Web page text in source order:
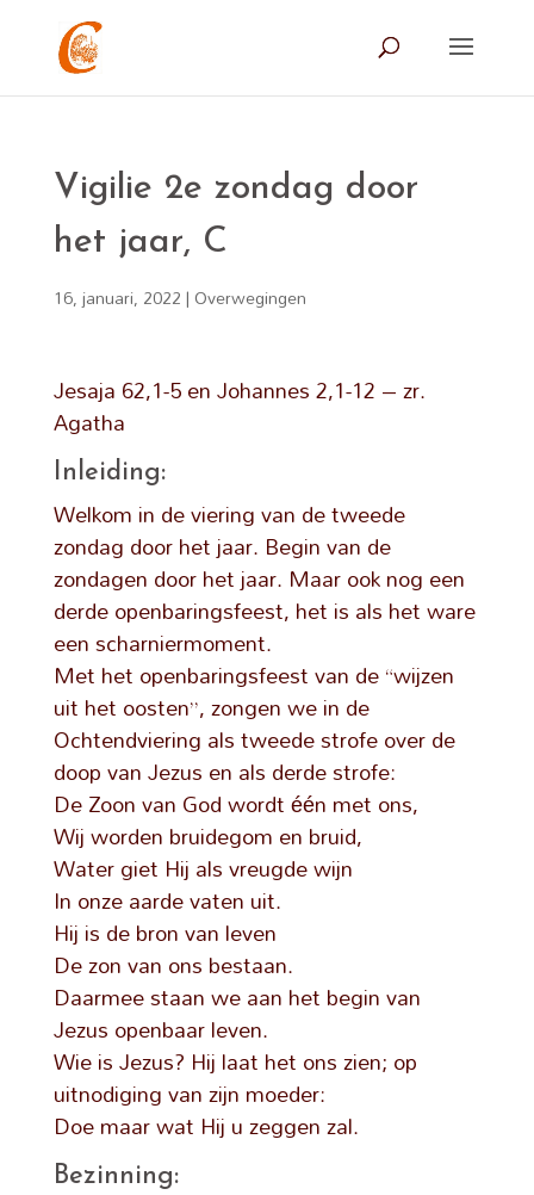
Vigilie 2e zondag door
het jaar, C
16, januari, 2022| Overwegingen
Jesaja 62,1-5 en Johannes 2,1-12 – zr.
Agatha
Inleiding:
Welkom in de viering van de tweede
zondag door het jaar. Begin van de
zondagen door het jaar. Maar ook nog een
derde openbaringsfeest, het is als het ware
een scharniermoment.
Met het openbaringsfeest van de “wijzen
uit het oosten”, zongen we in de
Ochtendviering als tweede strofe over de
doop van Jezus en als derde strofe:
De Zoon van God wordt één met ons,
Wij worden bruidegom en bruid,
Water giet Hij als vreugde wijn
In onze aarde vaten uit.
Hij is de bron van leven
De zon van ons bestaan.
Daarmee staan we aan het begin van
Jezus openbaar leven.
Wie is Jezus? Hij laat het ons zien; op
uitnodiging van zijn moeder:
Doe maar wat Hij u zeggen zal.
Bezinning: